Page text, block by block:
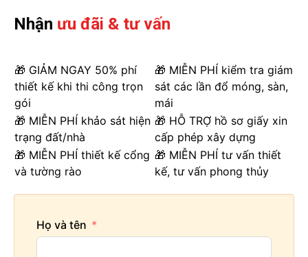
Nhận ưu đãi & tư vấn
🎁 GIẢM NGAY 50% phí
thiết kế khi thi công trọn
gói
🎁 MIỄN PHÍ kiểm tra giám
sát các lần đổ móng, sàn,
mái
🎁 MIỄN PHÍ khảo sát hiện
trạng đất/nhà
🎁 HỖ TRỢ hồ sơ giấy xin
cấp phép xây dựng
🎁 MIỄN PHÍ thiết kế cổng
và tường rào
🎁 MIỄN PHÍ tư vấn thiết
kế, tư vấn phong thủy
Họ và tên